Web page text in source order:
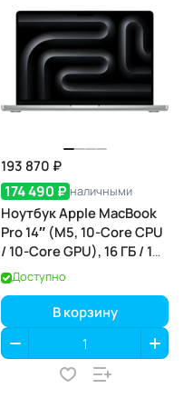
193 870 ₽
174 490 ₽ наличными
Ноутбук Apple MacBook
Pro 14″ (M5, 10-Core CPU
/ 10-Core GPU), 16 ГБ / 1
ТБ, Silver (серебристый)
(MDE54)
Доступно
В корзину